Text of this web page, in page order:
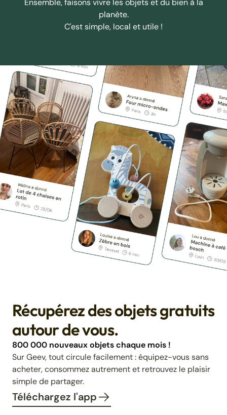
Ensemble, faisons vivre les objets et du bien à la
planète.
C'est simple, local et utile !
Récupérez des objets gratuits
autour de vous.
800 000 nouveaux objets chaque mois !
Sur Geev, tout circule facilement : équipez-vous sans
acheter, consommez autrement et retrouvez le plaisir
simple de partager.
Téléchargez l'app